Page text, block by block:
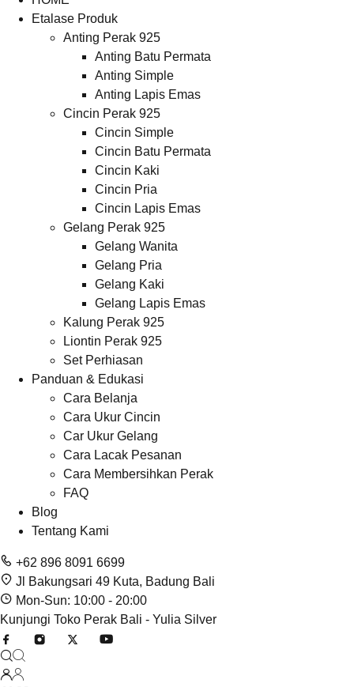
Etalase Produk
Anting Perak 925
Anting Batu Permata
Anting Simple
Anting Lapis Emas
Cincin Perak 925
Cincin Simple
Cincin Batu Permata
Cincin Kaki
Cincin Pria
Cincin Lapis Emas
Gelang Perak 925
Gelang Wanita
Gelang Pria
Gelang Kaki
Gelang Lapis Emas
Kalung Perak 925
Liontin Perak 925
Set Perhiasan
Panduan & Edukasi
Cara Belanja
Cara Ukur Cincin
Car Ukur Gelang
Cara Lacak Pesanan
Cara Membersihkan Perak
FAQ
Blog
Tentang Kami
+62 896 8091 6699
Jl Bakungsari 49 Kuta, Badung Bali
Mon-Sun: 10:00 - 20:00
Kunjungi Toko Perak Bali - Yulia Silver